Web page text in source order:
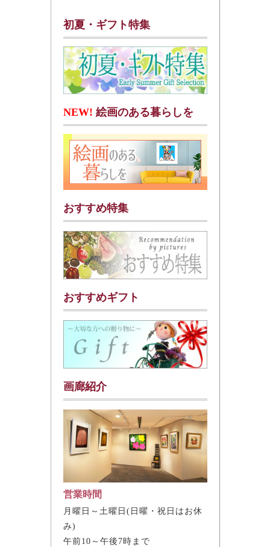
初夏・ギフト特集
NEW! 絵画のある暮らしを
おすすめ特集
おすすめギフト
画廊紹介
営業時間
月曜日～土曜日(日曜・祝日はお休
み)
午前10～午後7時まで